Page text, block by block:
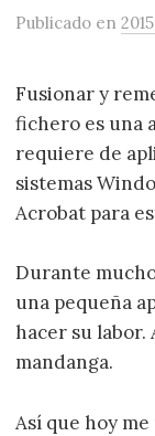
Publicado en
Fusionar y
fichero es una
requiere de
sistemas
Acrobat para
Durante
una pequeña
hacer su labor.
mandanga.
Así que hoy